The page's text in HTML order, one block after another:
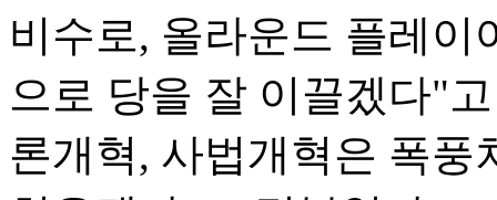
비수로, 올라운드 플레이
으로 당을 잘 이끌겠다"
론개혁, 사법개혁은 폭풍